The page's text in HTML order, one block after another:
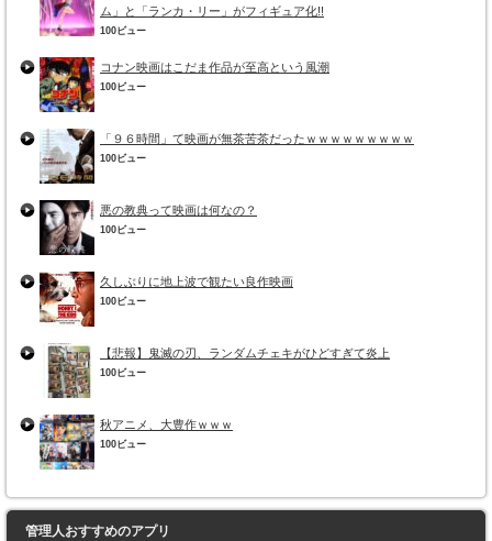
ム」と「ランカ・リー」がフィギュア化!!
100ビュー
コナン映画はこだま作品が至高という風潮
100ビュー
「９６時間」て映画が無茶苦茶だったｗｗｗｗｗｗｗｗｗ
100ビュー
悪の教典って映画は何なの？
100ビュー
久しぶりに地上波で観たい良作映画
100ビュー
【悲報】鬼滅の刃、ランダムチェキがひどすぎて炎上
100ビュー
秋アニメ、大豊作ｗｗｗ
100ビュー
管理人おすすめのアプリ